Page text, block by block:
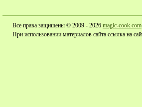
Все права защищены © 2009 - 2026 magic-cook.com
При использовании материалов сайта ссылка на